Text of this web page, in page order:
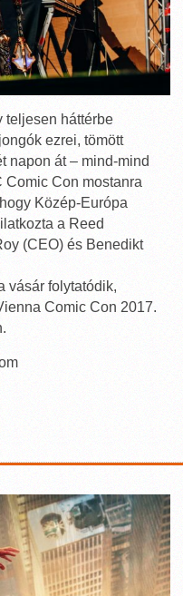
teljesen háttérbe
ezrei, tömött
napon át – mind-mind
Comic Con mostanra
Közép-Európa
a Reed
(CEO) és Benedikt
vásár folytatódik,
Comic Con 2017.